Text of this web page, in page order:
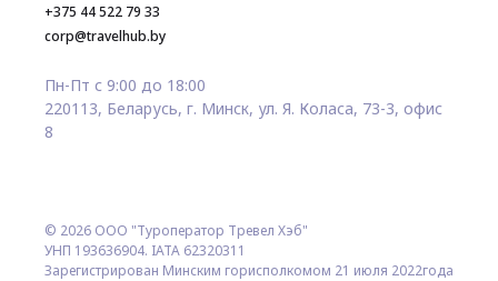
+375 44 522 79 33
corp@travelhub.by
Пн-Пт с 9:00 до 18:00
220113, Беларусь, г. Минск, ул. Я. Коласа, 73-3, офис
8
© 2026 ООО "Туроператор Тревел Хэб"
УНП 193636904. IATA 62320311
Зарегистрирован Минским горисполкомом 21 июля 2022года